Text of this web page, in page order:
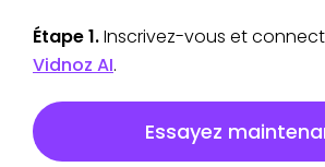
Étape 1.Inscrivez-vous et
Vidnoz AI.
Essayez